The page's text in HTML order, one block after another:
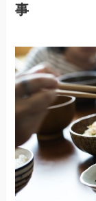
事